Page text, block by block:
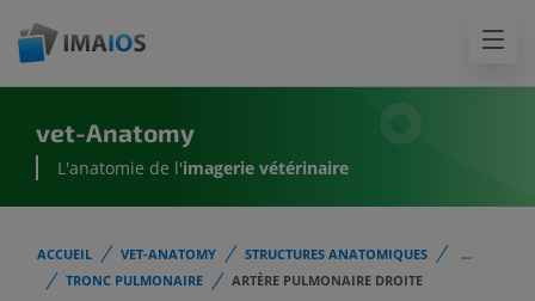
vet-Anatomy
L'anatomie de l'imagerie vétérinaire
ACCUEIL VET-ANATOMY STRUCTURES ANATOMIQUES
...
TRONC PULMONAIRE
ARTÈRE PULMONAIRE DROITE